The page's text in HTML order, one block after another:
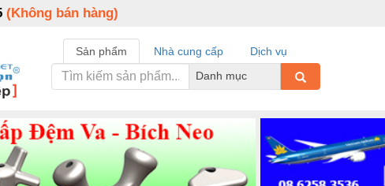
(Không bán hàng)
Sản phẩm Nhà cung cấp
Dịch vụ
Danh mục